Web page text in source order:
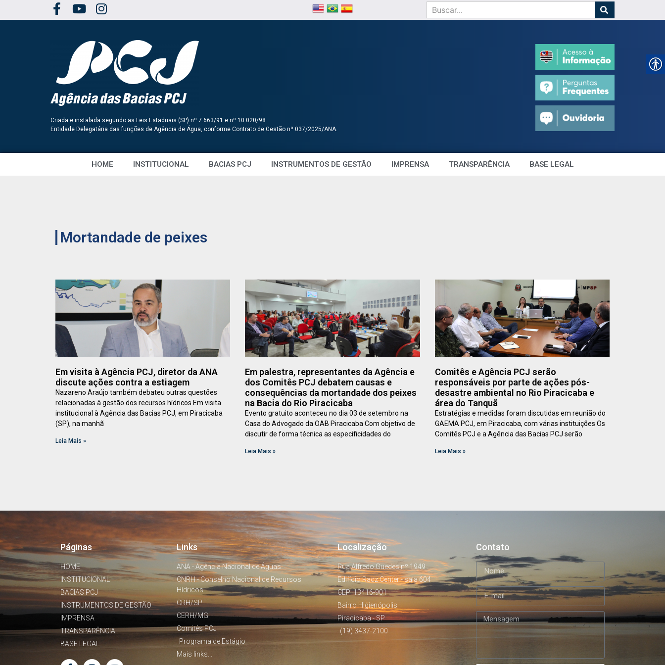
Criada e instalada segundo as Leis Estaduais (SP) nº 7.663/91 e nº 10.020/98
Entidade Delegatária das funções de Agência de Água, conforme Contrato de Gestão nº 037/2025/ANA.
HOME INSTITUCIONAL BACIAS PCJ INSTRUMENTOS DE GESTÃO IMPRENSA TRANSPARÊNCIA BASE LEGAL
Mortandade de peixes
Em visita à Agência PCJ, diretor da ANA
discute ações contra a estiagem
Nazareno Araújo também debateu outras questões
relacionadas à gestão dos recursos hídricos Em visita
institucional à Agência das Bacias PCJ, em Piracicaba
(SP), na manhã
Leia Mais »
Em palestra, representantes da Agência e
dos Comitês PCJ debatem causas e
consequências da mortandade dos peixes
na Bacia do Rio Piracicaba
Evento gratuito aconteceu no dia 03 de setembro na
Casa do Advogado da OAB Piracicaba Com objetivo de
discutir de forma técnica as especificidades do
Leia Mais »
Comitês e Agência PCJ serão
responsáveis por parte de ações pós-
desastre ambiental no Rio Piracicaba e
área do Tanquã
Estratégias e medidas foram discutidas em reunião do
GAEMA PCJ, em Piracicaba, com várias instituições Os
Comitês PCJ e a Agência das Bacias PCJ serão
Leia Mais »
Páginas
HOME
INSTITUCIONAL
BACIAS PCJ
INSTRUMENTOS DE GESTÃO
IMPRENSA
TRANSPARÊNCIA
BASE LEGAL
Links
ANA - Agência Nacional de Águas
CNRH - Conselho Nacional de Recursos
Hídricos
CRH/SP
CERH/MG
Comitês PCJ
Programa de Estágio
Mais links...
Localização
Rua Alfredo Guedes nº 1949
Edifício Racz Center - sala 604
CEP: 13416-901
Bairro Higienópolis
Piracicaba - SP
(19) 3437-2100
Contato